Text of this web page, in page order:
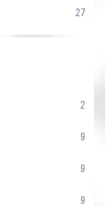
27
2
9
9
9